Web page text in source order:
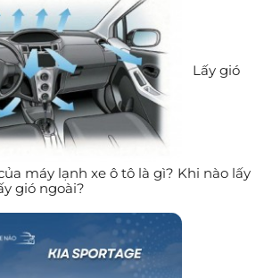
Lấy gió
máy lạnh xe ô tô là gì? Khi nào lấy
gió ngoài?